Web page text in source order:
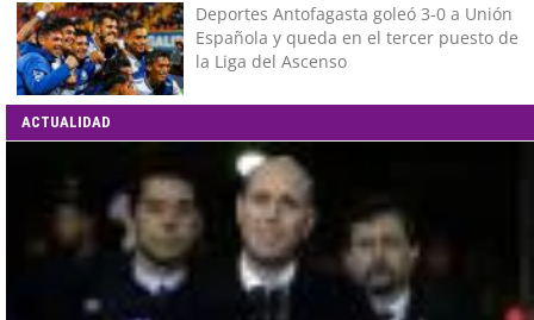
Deportes Antofagasta goleó 3-0 a Unión
Española y queda en el tercer puesto de
la Liga del Ascenso
ACTUALIDAD